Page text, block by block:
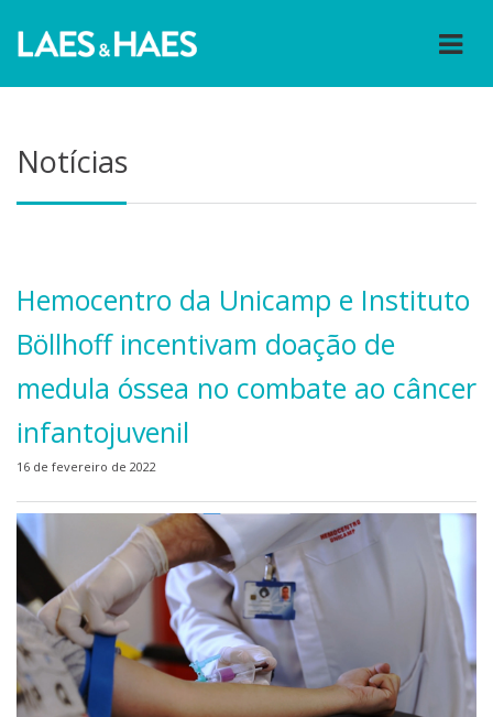
Notícias
Hemocentro da Unicamp e Instituto
Böllhoff incentivam doação de
medula óssea no combate ao câncer
infantojuvenil
16 de fevereiro de 2022